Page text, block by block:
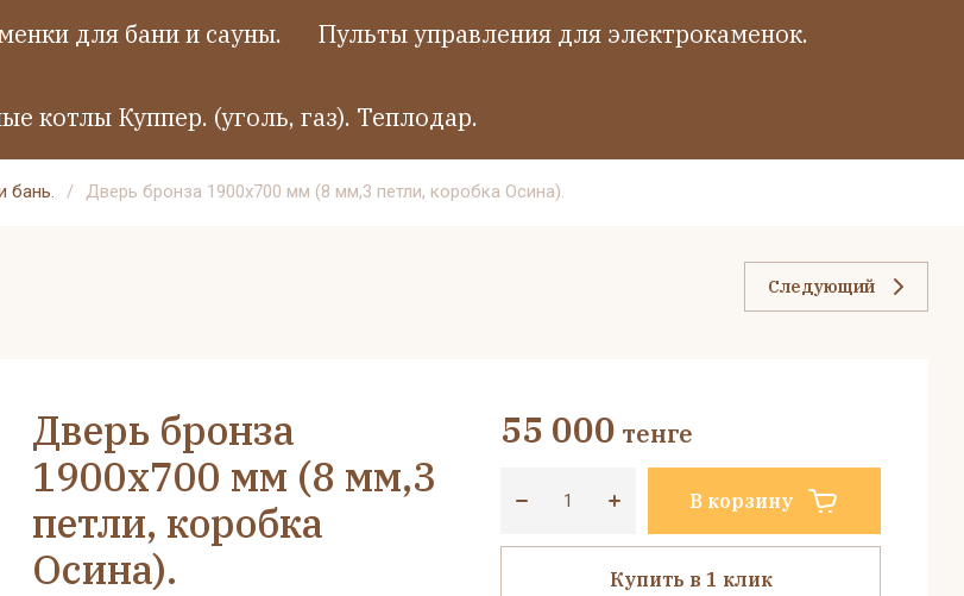
для бани и сауны. Пульты управления для электрокаменок.
котлы Куппер. (уголь, газ). Теплодар.
бань. / Дверь бронза 1900х700 мм (8 мм,3 петли, коробка Осина).
Следующий
Дверь бронза
1900х700 мм (8 мм,3
петли, коробка
Осина).
55 000 тенге
В корзину
Купить в 1 клик